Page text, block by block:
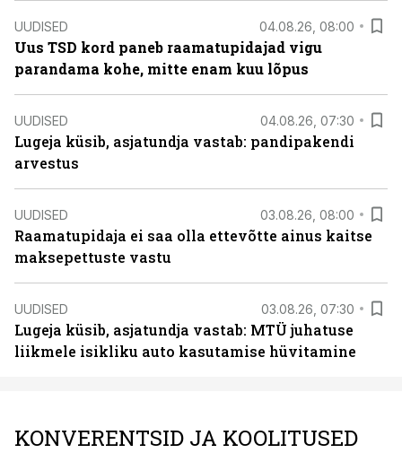
UUDISED 04.08.26, 08:00
Uus TSD kord paneb raamatupidajad vigu
parandama kohe, mitte enam kuu lõpus
UUDISED 04.08.26, 07:30
Lugeja küsib, asjatundja vastab: pandipakendi
arvestus
UUDISED 03.08.26, 08:00
Raamatupidaja ei saa olla ettevõtte ainus kaitse
maksepettuste vastu
UUDISED 03.08.26, 07:30
Lugeja küsib, asjatundja vastab: MTÜ juhatuse
liikmele isikliku auto kasutamise hüvitamine
KONVERENTSID JA KOOLITUSED